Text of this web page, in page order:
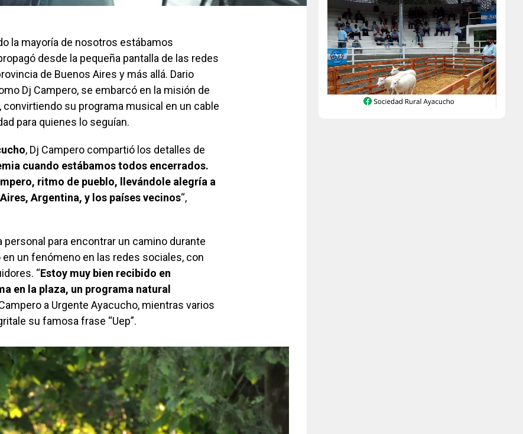
la mayoría de nosotros estábamos
desde la pequeña pantalla de las redes
de Buenos Aires y más allá. Dario
Dj Campero, se embarcó en la misión de
convirtiendo su programa musical en un cable
para quienes lo seguían.
, Dj Campero compartió los detalles de
cuando estábamos todos encerrados.
ritmo de pueblo, llevándole alegría a
Argentina, y los países vecinos“,
para encontrar un camino durante
un fenómeno en las redes sociales, con
“Estoy muy bien recibido en
en la plaza, un programa natural
a Urgente Ayacucho, mientras varios
su famosa frase “Uep”.